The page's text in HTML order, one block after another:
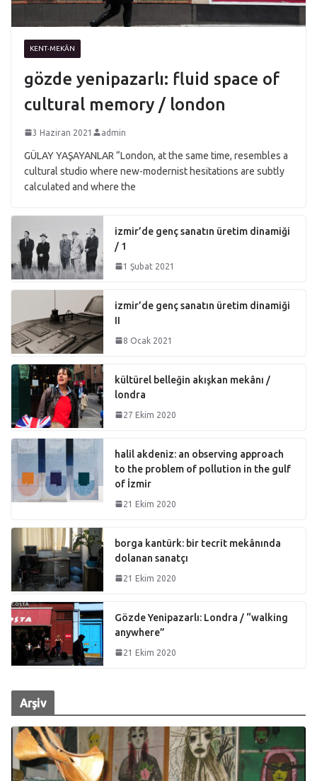
KENT-MEKÂN
gözde yenipazarlı: fluid space of
cultural memory / london
3 Haziran 2021 admin
GÜLAY YAŞAYANLAR “London, at the same time, resembles a
cultural studio where new-modernist hesitations are subtly
calculated and where the
izmir’de genç sanatın üretim dinamiği
/ 1
1 Şubat 2021
izmir’de genç sanatın üretim dinamiği
II
8 Ocak 2021
kültürel belleğin akışkan mekânı /
londra
27 Ekim 2020
halil akdeniz: an observing approach
to the problem of pollution in the gulf
of İzmir
21 Ekim 2020
borga kantürk: bir tecrit mekânında
dolanan sanatçı
21 Ekim 2020
Gözde Yenipazarlı: Londra / “walking
anywhere”
21 Ekim 2020
Arşiv